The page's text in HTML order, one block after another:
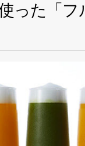
った「フ